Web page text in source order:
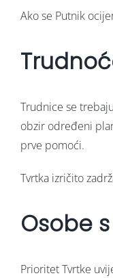
Ako se Putnik
Trudnice se
obzir određeni
prve pomoći.
Tvrtka izričito
Osobe
Prioritet Tvrtke